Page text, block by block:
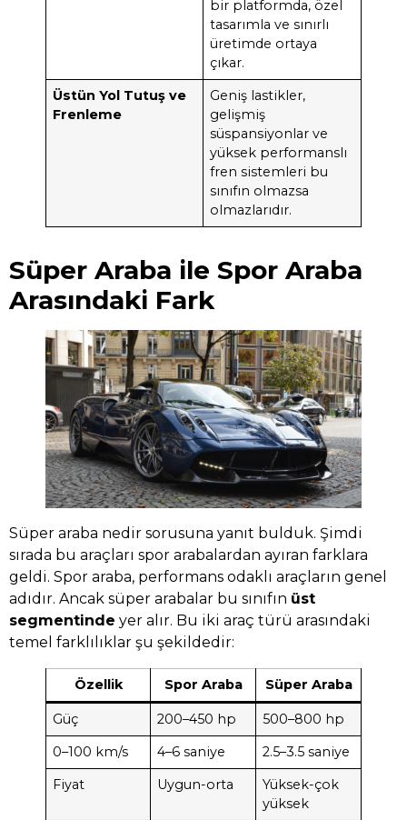
bir platformda, özel
tasarımla ve sınırlı
üretimde ortaya
çıkar.
Üstün Yol Tutuş ve
Frenleme
Geniş lastikler,
gelişmiş
süspansiyonlar ve
yüksek performanslı
fren sistemleri bu
sınıfın olmazsa
olmazlarıdır.
Süper Araba ile Spor Araba
Arasındaki Fark
Süper araba nedir sorusuna yanıt bulduk. Şimdi
sırada bu araçları spor arabalardan ayıran farklara
geldi. Spor araba, performans odaklı araçların genel
adıdır. Ancak süper arabalar bu sınıfın üst
segmentinde yer alır. Bu iki araç türü arasındaki
temel farklılıklar şu şekildedir:
Özellik Spor Araba Süper Araba
Güç 200–450 hp
500–800 hp
0–100 km/s
4–6 saniye
2.5–3.5 saniye
Fiyat
Uygun-orta
Yüksek-çok
yüksek